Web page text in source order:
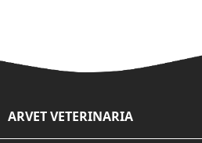
ARVET VETERINARIA